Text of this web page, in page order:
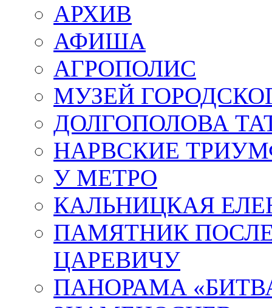
АРХИВ
АФИША
АГРОПОЛИС
МУЗЕЙ
ДОЛГОПОЛОВА
НАРВСКИЕ
У МЕТРО
КАЛЬНИЦКАЯ
ПАМЯТНИК
ЦАРЕВИЧУ
ПАНОРАМА